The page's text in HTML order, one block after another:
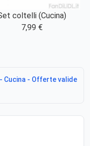
coltelli (Cucina)
7,99 €
Cucina - Offerte valide